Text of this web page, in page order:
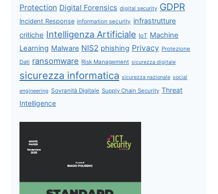
Protection Digital Forensics digital security GDPR
Incident Response information security infrastrutture
critiche Intelligenza Artificiale IoT Machine
Learning Malware NIS2 phishing Privacy Protezione
Dati ransomware Risk Management sicurezza digitale
sicurezza informatica sicurezza nazionale social
engineering Sovranità Digitale Supply Chain Security Threat
Intelligence